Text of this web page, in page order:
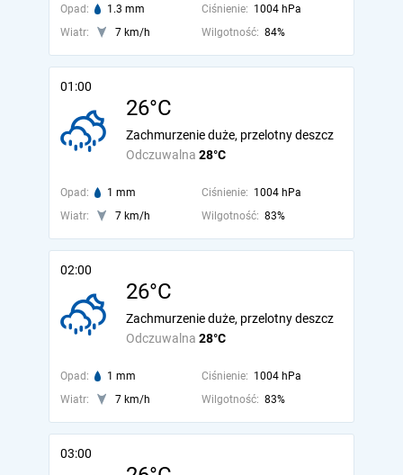
Opad: 1.3 mm Ciśnienie: 1004 hPa
Wiatr:
7 km/h Wilgotność: 84%
01:00
26°C
Odczuwalna 28°C
Zachmurzenie duże, przelotny deszcz
Opad: 1 mm Ciśnienie: 1004 hPa
Wiatr:
7 km/h Wilgotność: 83%
02:00
26°C
Odczuwalna 28°C
Zachmurzenie duże, przelotny deszcz
Opad: 1 mm Ciśnienie: 1004 hPa
Wiatr:
7 km/h Wilgotność: 83%
03:00